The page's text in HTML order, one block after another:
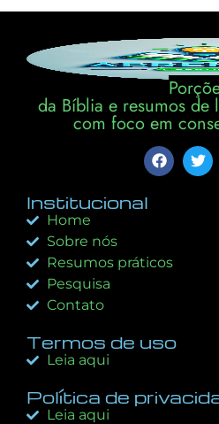
da Bíblia e resumos de
com foco em
Institucional
Home
Sobre nós
Resumos práticos
Pesquisa
Contato
Termos de uso
Leia aqui
Política de
Leia aqui